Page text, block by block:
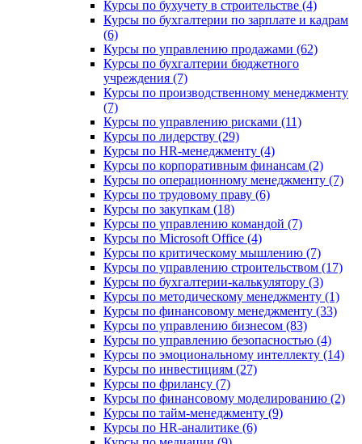
Курсы по бухучету в строительстве (4)
Курсы по бухгалтерии по зарплате и кадрам
(6)
Курсы по управлению продажами (62)
Курсы по бухгалтерии бюджетного
учреждения (7)
Курсы по производственному менеджменту
(7)
Курсы по управлению рисками (11)
Курсы по лидерству (29)
Курсы по HR-менеджменту (4)
Курсы по корпоративным финансам (2)
Курсы по операционному менеджменту (7)
Курсы по трудовому праву (6)
Курсы по закупкам (18)
Курсы по управлению командой (7)
Курсы по Microsoft Office (4)
Курсы по критическому мышлению (7)
Курсы по управлению строительством (17)
Курсы по бухгалтерии-калькулятору (3)
Курсы по методическому менеджменту (1)
Курсы по финансовому менеджменту (33)
Курсы по управлению бизнесом (83)
Курсы по управлению безопасностью (4)
Курсы по эмоциональному интеллекту (14)
Курсы по инвестициям (27)
Курсы по фрилансу (7)
Курсы по финансовому моделированию (2)
Курсы по тайм-менеджменту (9)
Курсы по HR-аналитике (6)